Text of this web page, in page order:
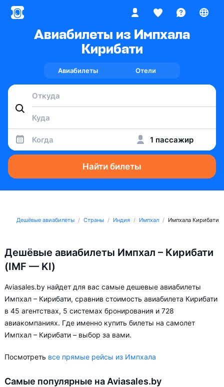
Авиабилеты из Импхала
Кирибати
Авиабилеты Отели
Когда 1 пассажир
Найти билеты
Дешёвые авиабилеты Страны Индия Импхал Импхала Кирибати
Дешёвые авиабилеты Импхал – Кирибати
(IMF — KI)
Aviasales.by найдет для вас самые дешевые авиабилеты
Импхал – Кирибати, сравнив стоимость авиабилета Кирибати
в 45 агентствах, 5 системах бронирования и 728
авиакомпаниях. Где именно купить билеты на самолет
Импхал – Кирибати – выбор за вами.
Посмотреть все прямые рейсы из Импхала
Самые популярные на Aviasales.by